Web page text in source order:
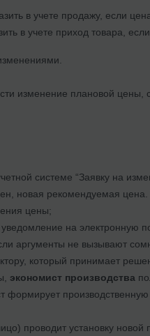
в учете продажу, если
в учете приход товара,
изменение плановой
системе “Заявку на
новая рекомендуемая
цены;
уведомление на электронную
аргументы не вызывают
который принимает
экономист производства
формирует
проводит установку